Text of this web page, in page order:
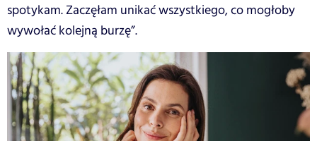
spotykam. Zaczęłam unikać wszystkiego, co mogłoby
wywołać kolejną burzę”.